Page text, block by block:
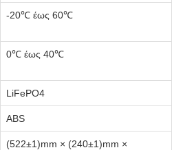
-20℃ έως 60℃
0℃ έως 40℃
LiFePO4
ABS
(522±1)mm × (240±1)mm ×